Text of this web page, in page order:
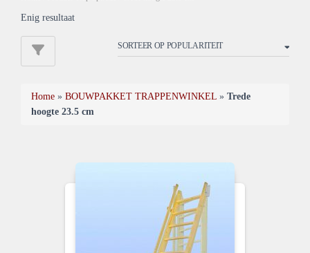
Enig resultaat
Home » BOUWPAKKET TRAPPENWINKEL » Trede
hoogte 23.5 cm